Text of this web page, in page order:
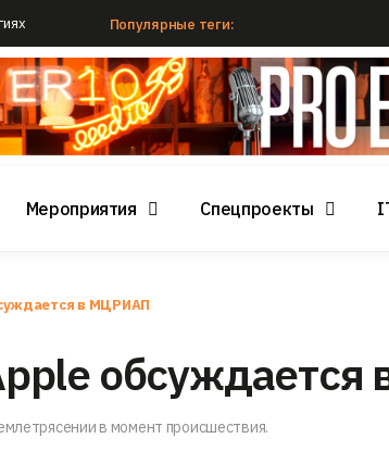
Популярные теги:
Мероприятия Спецпроекты
в МЦРИАП
в момент происшествия.